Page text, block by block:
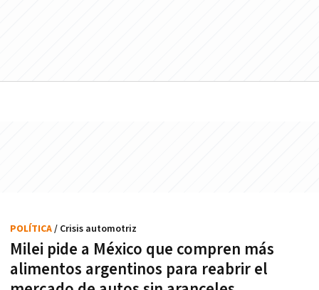
Milei pide a México que compren más
alimentos argentinos para reabrir el
POLÍTICA/ Crisis automotriz